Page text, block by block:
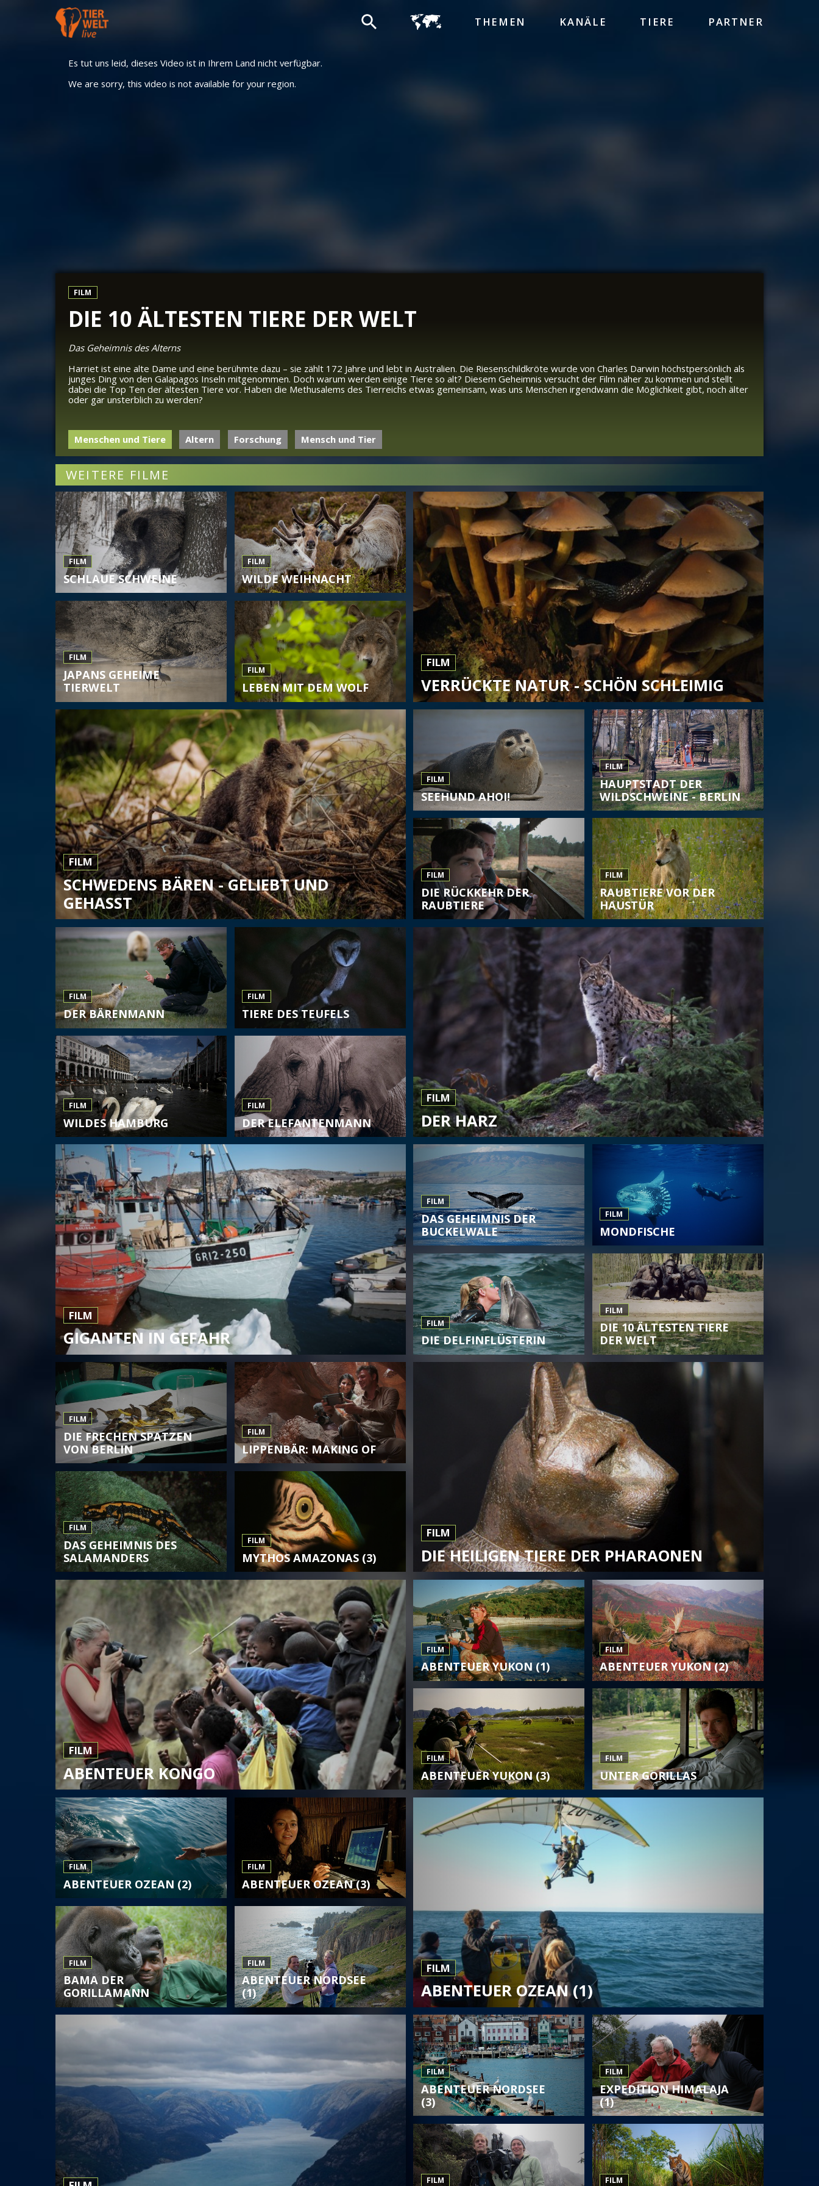
THEMEN KANÄLE TIERE PARTNER
Es tut uns leid, dieses Video ist in Ihrem Land nicht verfügbar.
We are sorry, this video is not available for your region.
FILM
DIE 10 ÄLTESTEN TIERE DER WELT
Das Geheimnis des Alterns
Harriet ist eine alte Dame und eine berühmte dazu – sie zählt 172 Jahre und lebt in Australien. Die Riesenschildkröte wurde von Charles Darwin höchstpersönlich als
junges Ding von den Galapagos Inseln mitgenommen. Doch warum werden einige Tiere so alt? Diesem Geheimnis versucht der Film näher zu kommen und stellt
dabei die Top Ten der ältesten Tiere vor. Haben die Methusalems des Tierreichs etwas gemeinsam, was uns Menschen irgendwann die Möglichkeit gibt, noch älter
oder gar unsterblich zu werden?
Menschen und Tiere Altern Forschung Mensch und Tier
WEITERE FILME
FILM
VERRÜCKTE NATUR - SCHÖN SCHLEIMIG
FILM
SCHLAUE SCHWEINE
FILM
WILDE WEIHNACHT
FILM
JAPANS GEHEIME
TIERWELT
FILM
LEBEN MIT DEM WOLF
FILM
SCHWEDENS BÄREN - GELIEBT UND
GEHASST
FILM
SEEHUND AHOI!
FILM
HAUPTSTADT DER
WILDSCHWEINE - BERLIN
FILM
DIE RÜCKKEHR DER
RAUBTIERE
FILM
RAUBTIERE VOR DER
HAUSTÜR
FILM
DER HARZ
FILM
DER BÄRENMANN
FILM
TIERE DES TEUFELS
FILM
WILDES HAMBURG
FILM
DER ELEFANTENMANN
FILM
GIGANTEN IN GEFAHR
FILM
DAS GEHEIMNIS DER
BUCKELWALE
FILM
MONDFISCHE
FILM
DIE DELFINFLÜSTERIN
FILM
DIE 10 ÄLTESTEN TIERE
DER WELT
FILM
DIE HEILIGEN TIERE DER PHARAONEN
FILM
DIE FRECHEN SPATZEN
VON BERLIN
FILM
LIPPENBÄR: MAKING OF
FILM
DAS GEHEIMNIS DES
SALAMANDERS
FILM
MYTHOS AMAZONAS (3)
FILM
ABENTEUER KONGO
FILM
ABENTEUER YUKON (1)
FILM
ABENTEUER YUKON (2)
FILM
ABENTEUER YUKON (3)
FILM
UNTER GORILLAS
FILM
ABENTEUER OZEAN (1)
FILM
ABENTEUER OZEAN (2)
FILM
ABENTEUER OZEAN (3)
FILM
BAMA DER
GORILLAMANN
FILM
ABENTEUER NORDSEE
(1)
FILM
ABENTEUER NORDSEE
(3)
FILM
EXPEDITION HIMALAJA
(1)
FILM FILM